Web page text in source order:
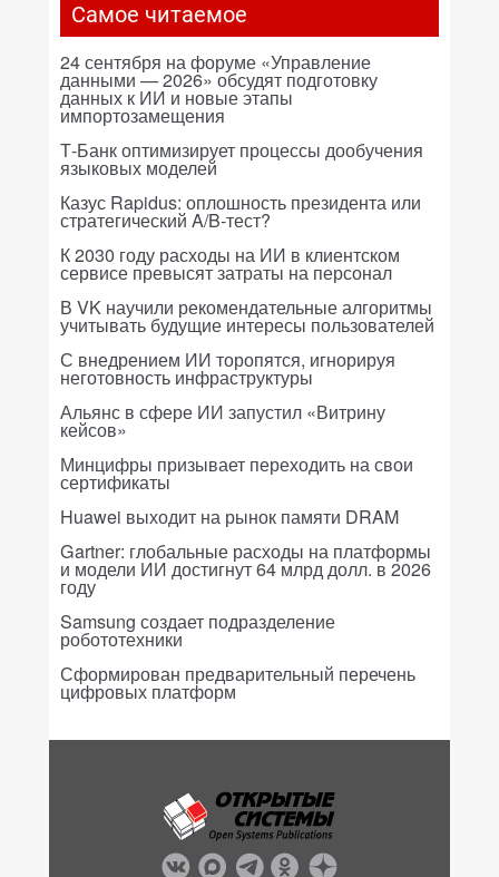
Самое читаемое
24 сентября на форуме «Управление
данными — 2026» обсудят подготовку
данных к ИИ и новые этапы
импортозамещения
Т-Банк оптимизирует процессы дообучения
языковых моделей
Казус Rapidus: оплошность президента или
стратегический A/B-тест?
К 2030 году расходы на ИИ в клиентском
сервисе превысят затраты на персонал
В VK научили рекомендательные алгоритмы
учитывать будущие интересы пользователей
С внедрением ИИ торопятся, игнорируя
неготовность инфраструктуры
Альянс в сфере ИИ запустил «Витрину
кейсов»
Минцифры призывает переходить на свои
сертификаты
Huawei выходит на рынок памяти DRAM
Gartner: глобальные расходы на платформы
и модели ИИ достигнут 64 млрд долл. в 2026
году
Samsung создает подразделение
робототехники
Сформирован предварительный перечень
цифровых платформ